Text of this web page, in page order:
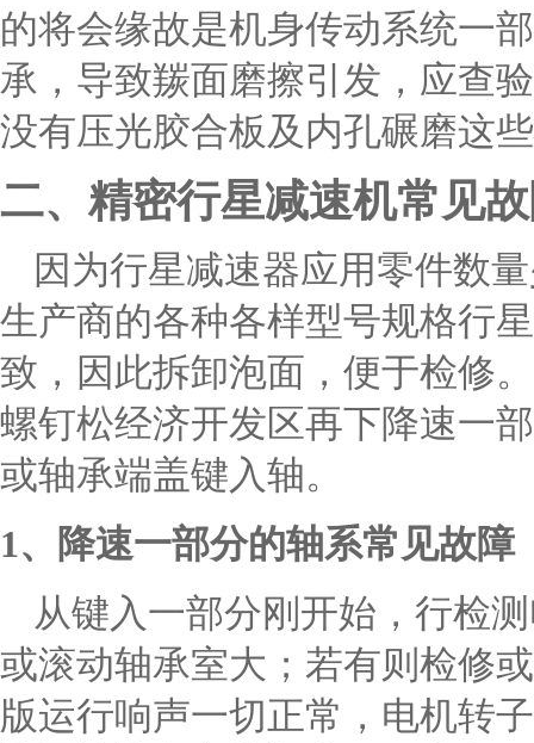
的将会缘故是机身传动系统一
承，导致羰面磨擦引发，应查
没有压光胶合板及内孔碾磨这
二、精密行星减速机常见
因为行星减速器应用零件数
生产商的各种各样型号规格行
致，因此拆卸泡面，便于检修
螺钉松经济开发区再下降速一
或轴承端盖键入轴。
1、降速一部分的轴系常见故障
从键入一部分刚开始，行检
或滚动轴承室大；若有则检修
版运行响声一切正常，电机转